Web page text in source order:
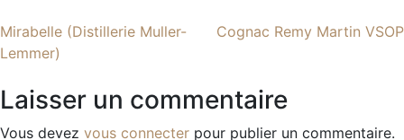
Navigation
de
l’article
Mirabelle (Distillerie Muller-
Lemmer)
Cognac Remy Martin VSOP
Laisser un commentaire
Vous devez vous connecter pour publier un commentaire.